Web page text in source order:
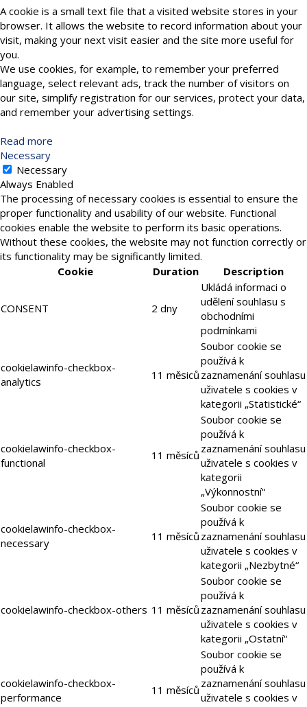
A cookie is a small text file that a visited website stores in your
browser. It allows the website to record information about your
visit, making your next visit easier and the site more useful for
you.
We use cookies, for example, to remember your preferred
language, select relevant ads, track the number of visitors on
our site, simplify registration for our services, protect your data,
and remember your advertising settings.
Read more
Necessary
Necessary
Always Enabled
The processing of necessary cookies is essential to ensure the
proper functionality and usability of our website. Functional
cookies enable the website to perform its basic operations.
Without these cookies, the website may not function correctly or
its functionality may be significantly limited.
Cookie
Duration Description
CONSENT 2 dny
Ukládá informaci o
udělení souhlasu s
obchodními
podmínkami
cookielawinfo-checkbox-
analytics
11 měsiců
Soubor cookie se
používá k
zaznamenání souhlasu
uživatele s cookies v
kategorii „Statistické“
cookielawinfo-checkbox-
functional
11 měsíců
Soubor cookie se
používá k
zaznamenání souhlasu
uživatele s cookies v
kategorii
„Výkonnostní“
cookielawinfo-checkbox-
necessary
11 měsíců
Soubor cookie se
používá k
zaznamenání souhlasu
uživatele s cookies v
kategorii „Nezbytné“
cookielawinfo-checkbox-others 11 měsíců
Soubor cookie se
používá k
zaznamenání souhlasu
uživatele s cookies v
kategorii „Ostatní“
cookielawinfo-checkbox-
performance
11 měsíců
Soubor cookie se
používá k
zaznamenání souhlasu
uživatele s cookies v